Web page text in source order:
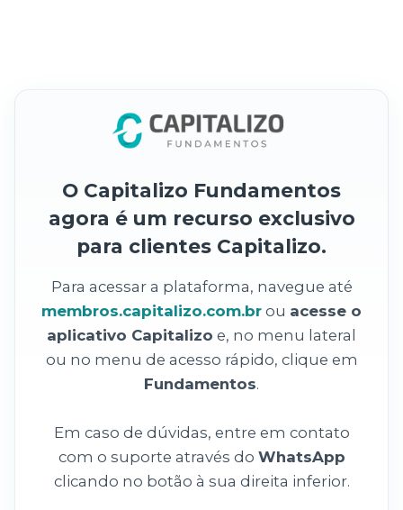
O Capitalizo Fundamentos
agora é um recurso exclusivo
para clientes Capitalizo.
Para acessar a plataforma, navegue até
membros.capitalizo.com.br ou acesse o
aplicativo Capitalizo e, no menu lateral
ou no menu de acesso rápido, clique em
Fundamentos.
Em caso de dúvidas, entre em contato
com o suporte através do WhatsApp
clicando no botão à sua direita inferior.